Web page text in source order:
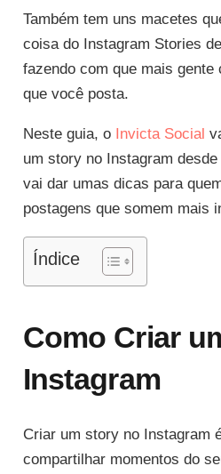
Também tem uns macetes
coisa do Instagram Stories
fazendo com que mais
que você posta.
Neste guia, o Invicta Social
um story no Instagram
vai dar umas dicas para
postagens que somem mais
Índice
Como Criar
Instagram
Criar um story no Instagram
compartilhar momentos do